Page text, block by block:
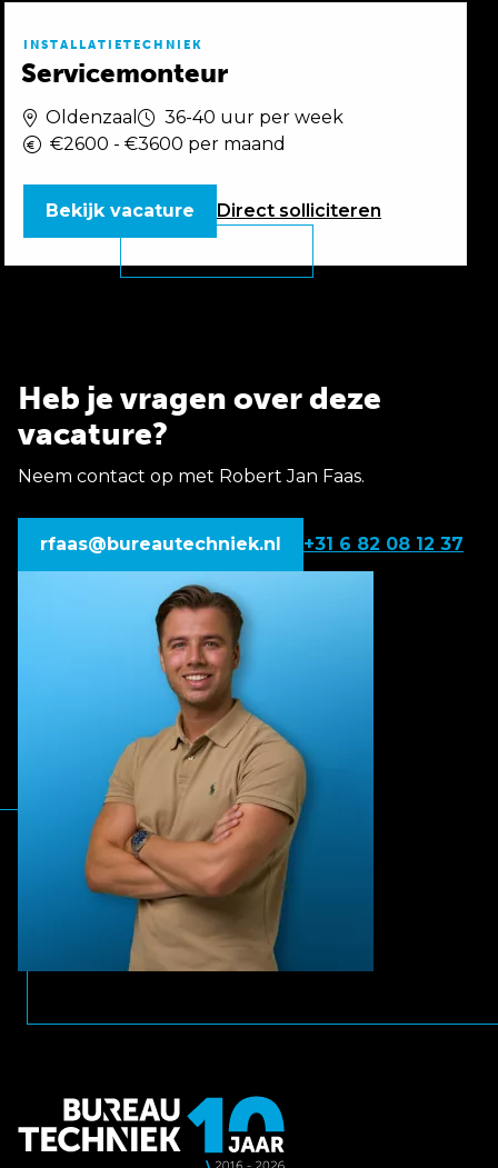
INSTALLATIETECHNIEK
Servicemonteur
Oldenzaal
36-40 uur per week
€2600 - €3600 per maand
Direct solliciteren
Bekijk vacature
Heb je vragen over deze
vacature?
Neem contact op met Robert Jan Faas.
rfaas@bureautechniek.nl +31 6 82 08 12 37